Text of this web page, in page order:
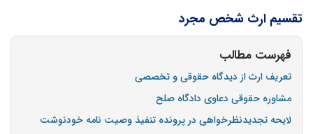
تقسیم ارث شخص مجرد
فهرست مطالب
تعریف ارث از دیدگاه حقوقی و تخصصی
مشاوره حقوقی دعاوی دادگاه صلح
لایحه تجدیدنظرخواهی در پرونده تنفیذ وصیت نامه خودنوشت